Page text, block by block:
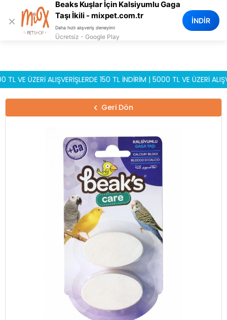
VE ÜZERİ ALIŞVERİŞLERDE 150 TL İNDİRİM | 5000 TL VE ÜZERİ
0
Geri Dön
×
Beaks Kuşlar İçin Kalsiyumlu Gaga
Taşı İkili - mixpet.com.tr
Daha hızlı alışveriş deneyimi
Ücretsiz - Google Play
İNDİR